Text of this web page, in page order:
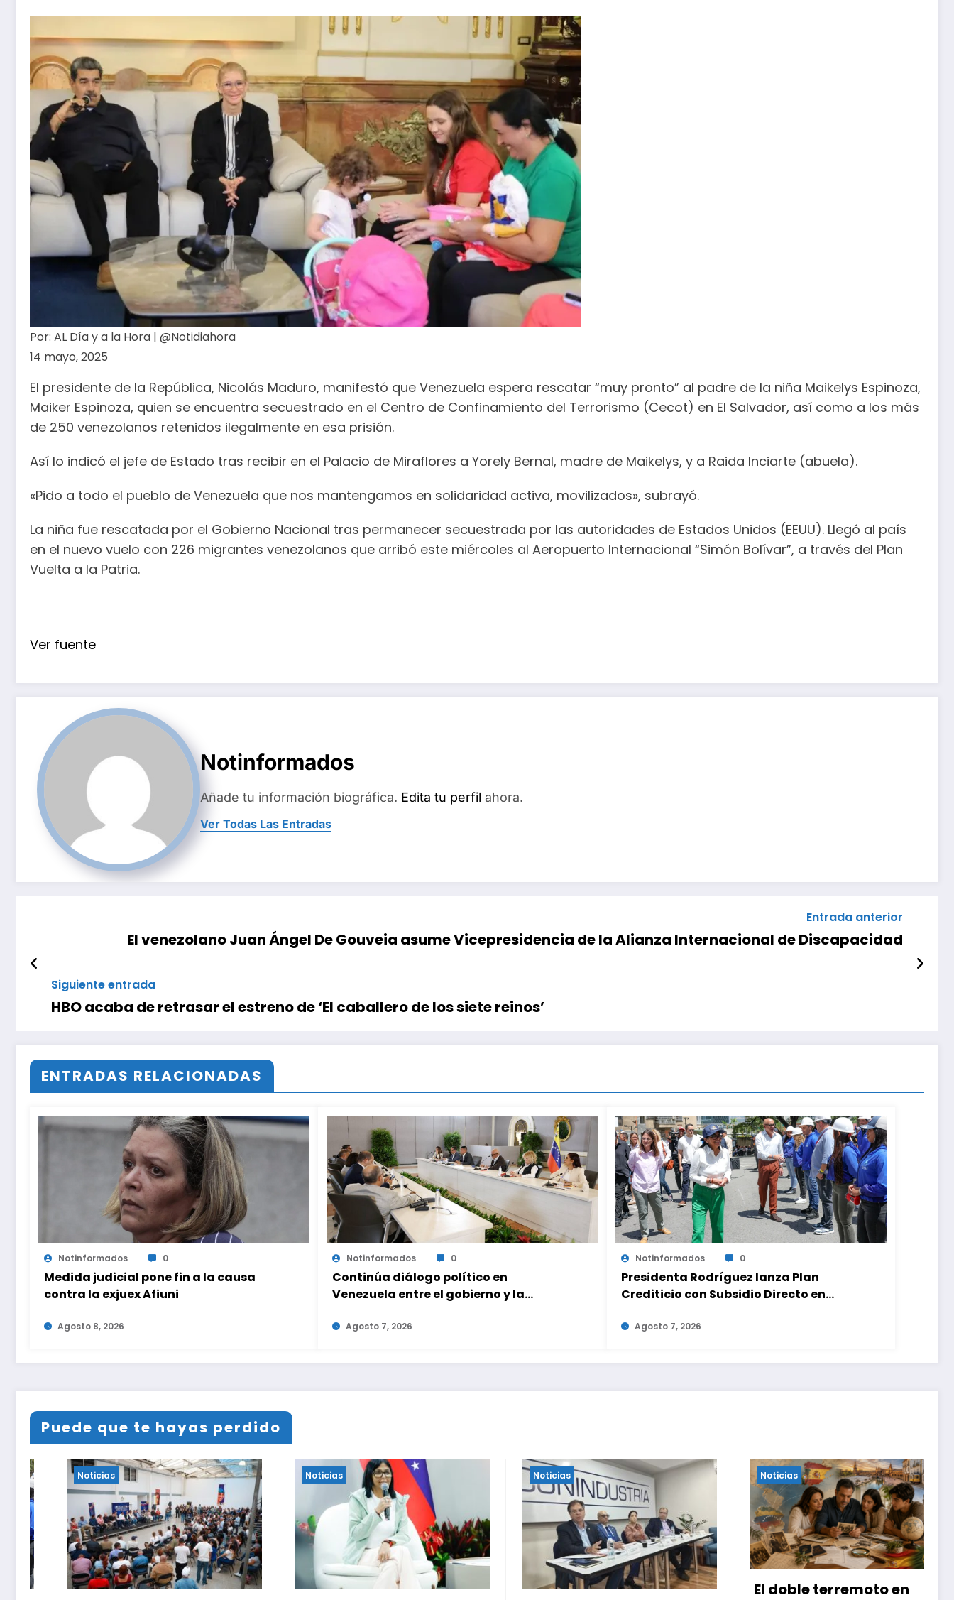
Por: AL Día y a la Hora | @Notidiahora
14 mayo, 2025
El presidente de la República, Nicolás Maduro, manifestó que Venezuela espera rescatar “muy pronto” al padre de la niña Maikelys Espinoza,
Maiker Espinoza, quien se encuentra secuestrado en el Centro de Confinamiento del Terrorismo (Cecot) en El Salvador, así como a los más
de 250 venezolanos retenidos ilegalmente en esa prisión.
Así lo indicó el jefe de Estado tras recibir en el Palacio de Miraflores a Yorely Bernal, madre de Maikelys, y a Raida Inciarte (abuela).
«Pido a todo el pueblo de Venezuela que nos mantengamos en solidaridad activa, movilizados», subrayó.
La niña fue rescatada por el Gobierno Nacional tras permanecer secuestrada por las autoridades de Estados Unidos (EEUU). Llegó al país
en el nuevo vuelo con 226 migrantes venezolanos que arribó este miércoles al Aeropuerto Internacional “Simón Bolívar”, a través del Plan
Vuelta a la Patria.
Ver fuente
Notinformados
Añade tu información biográfica. Edita tu perfil ahora.
Ver Todas Las Entradas
Entrada anterior
El venezolano Juan Ángel De Gouveia asume Vicepresidencia de la Alianza Internacional de Discapacidad
Siguiente entrada
HBO acaba de retrasar el estreno de ‘El caballero de los siete reinos’
ENTRADAS RELACIONADAS
Notinformados 0
Medida judicial pone fin a la causa
contra la exjuex Afiuni
Agosto 8, 2026
Notinformados 0
Continúa diálogo político en
Venezuela entre el gobierno y la
oposición
Agosto 7, 2026
Notinformados 0
Presidenta Rodríguez lanza Plan
Crediticio con Subsidio Directo en
encuentro con Juntas de Condominio
Agosto 7, 2026
Puede que te hayas perdido
Noticias Noticias Noticias
El doble terremoto en